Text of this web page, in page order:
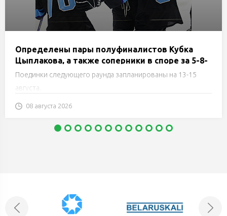
Определены пары полуфиналистов Кубка
Цыплакова, а также соперники в споре за 5-8-
е, 9-12-е и за 13-е места
Поединки следующего раунда запланированы на 13-15
августа.
08 августа 2026